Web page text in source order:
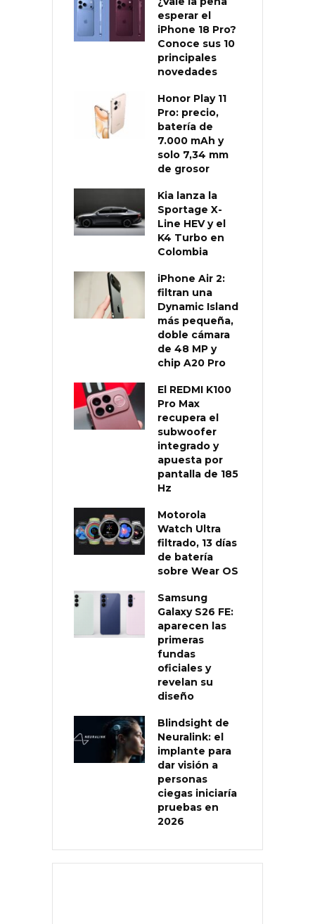
esperar el
iPhone 18 Pro?
Conoce sus 10
principales
novedades
Honor Play 11
Pro: precio,
batería de
7.000 mAh y
solo 7,34 mm
de grosor
Kia lanza la
Sportage X-
Line HEV y el
K4 Turbo en
Colombia
iPhone Air 2:
filtran una
Dynamic Island
más pequeña,
doble cámara
de 48 MP y
chip A20 Pro
El REDMI K100
Pro Max
recupera el
subwoofer
integrado y
apuesta por
pantalla de 185
Hz
Motorola
Watch Ultra
filtrado, 13 días
de batería
sobre Wear OS
Samsung
Galaxy S26 FE:
aparecen las
primeras
fundas
oficiales y
revelan su
diseño
Blindsight de
Neuralink: el
implante para
dar visión a
personas
ciegas iniciaría
pruebas en
2026